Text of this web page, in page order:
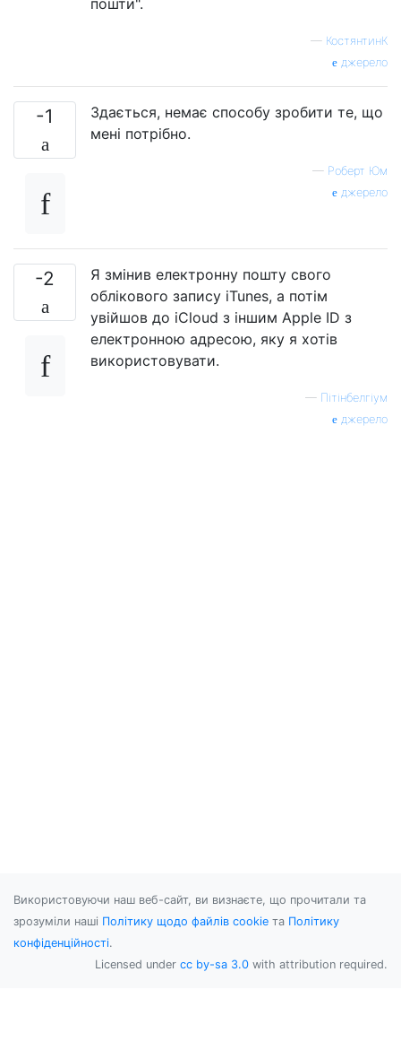
— КостянтинК
джерело
-1
Здається, немає способу зробити те, що
мені потрібно.
— Роберт Юм
джерело
-2
Я змінив електронну пошту свого
облікового запису iTunes, а потім
увійшов до iCloud з іншим Apple ID з
електронною адресою, яку я хотів
використовувати.
— Пітінбелгіум
джерело
Використовуючи наш веб-сайт, ви визнаєте, що прочитали та
зрозуміли наші Політику щодо файлів cookie та Політику
конфіденційності.
Licensed under cc by-sa 3.0 with attribution required.